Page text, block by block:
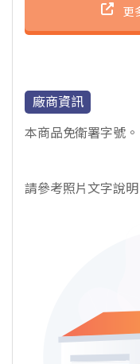
更
廠商資訊
本商品免衛署字號。
請參考照片文字說明